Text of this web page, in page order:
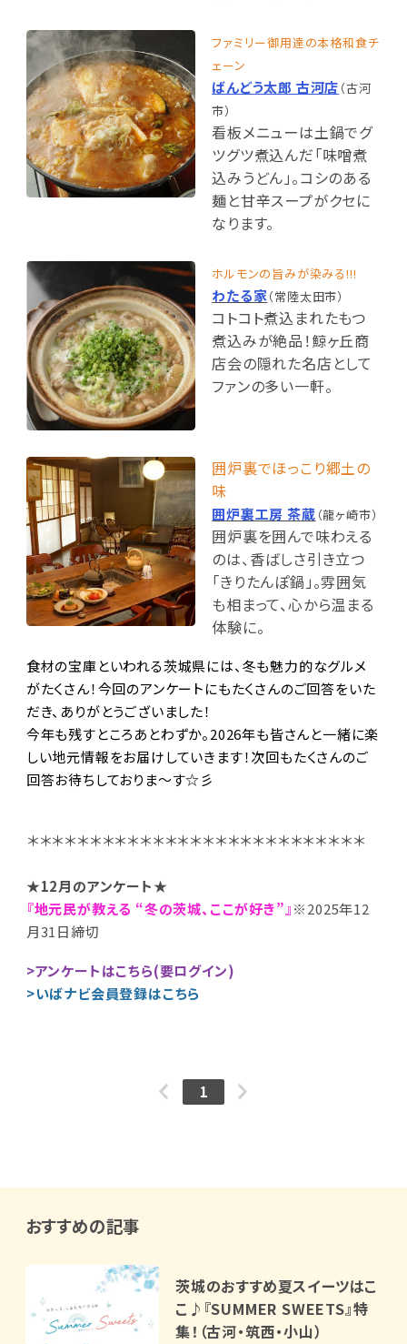
ファミリー御用達の本格和食チ
ェーン
ばんどう太郎 古河店 （古河
市）
看板メニューは土鍋でグ
ツグツ煮込んだ「味噌煮
込みうどん」。コシのある
麺と甘辛スープがクセに
なります。
ホルモンの旨みが染みる!!!
わたる家（常陸太田市）
コトコト煮込まれたもつ
煮込みが絶品！鯨ヶ丘商
店会の隠れた名店として
ファンの多い一軒。
囲炉裏でほっこり郷土の
味
囲炉裏工房 茶蔵 （龍ヶ崎市）
囲炉裏を囲んで味わえる
のは、香ばしさ引き立つ
「きりたんぽ鍋」。雰囲気
も相まって、心から温まる
体験に。
食材の宝庫といわれる茨城県には、冬も魅力的なグルメ
がたくさん！今回のアンケートにもたくさんのご回答をいた
だき、ありがとうございました！
今年も残すところあとわずか。2026年も皆さんと一緒に楽
しい地元情報をお届けしていきます！次回もたくさんのご
回答お待ちしておりま～す☆彡
＊＊＊＊＊＊＊＊＊＊＊＊＊＊＊＊＊＊＊＊＊＊＊＊＊＊＊
★12月のアンケート★
『地元民が教える “冬の茨城、ここが好き”』※2025年12
月31日締切
>アンケートはこちら(要ログイン)
>いばナビ会員登録はこちら
1
おすすめの記事
茨城のおすすめ夏スイーツはこ
こ♪『SUMMER SWEETS』特
集！（古河・筑西・小山）